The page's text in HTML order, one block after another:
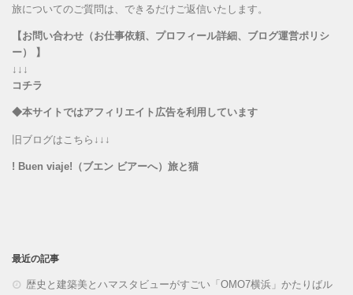
旅についてのご質問は、できるだけご返信いたします。
【お問い合わせ（お仕事依頼、プロフィール詳細、ブログ運営ポリシ
ー） 】
↓↓↓
コチラ
◆本サイトではアフィリエイト広告を利用しています
旧ブログはこちら↓↓↓
! Buen viaje!（ブエン ビアーへ）旅と猫
最近の記事
歴史と建築美とハマスタビューがすごい「OMO7横浜」かたりばル